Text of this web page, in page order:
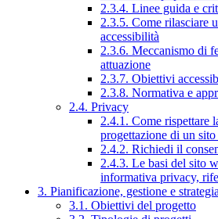
2.3.4. Linee guida e
2.3.5. Come rilasciare
accessibilità
2.3.6. Meccanismo di
attuazione
2.3.7. Obiettivi
2.3.8. Normativa e
2.4. Privacy
2.4.1. Come rispettare
progettazione di un
2.4.2. Richiedi il
2.4.3. Le basi del sito
informativa privacy,
3. Pianificazione, gestione e strategia
3.1. Obiettivi del progetto